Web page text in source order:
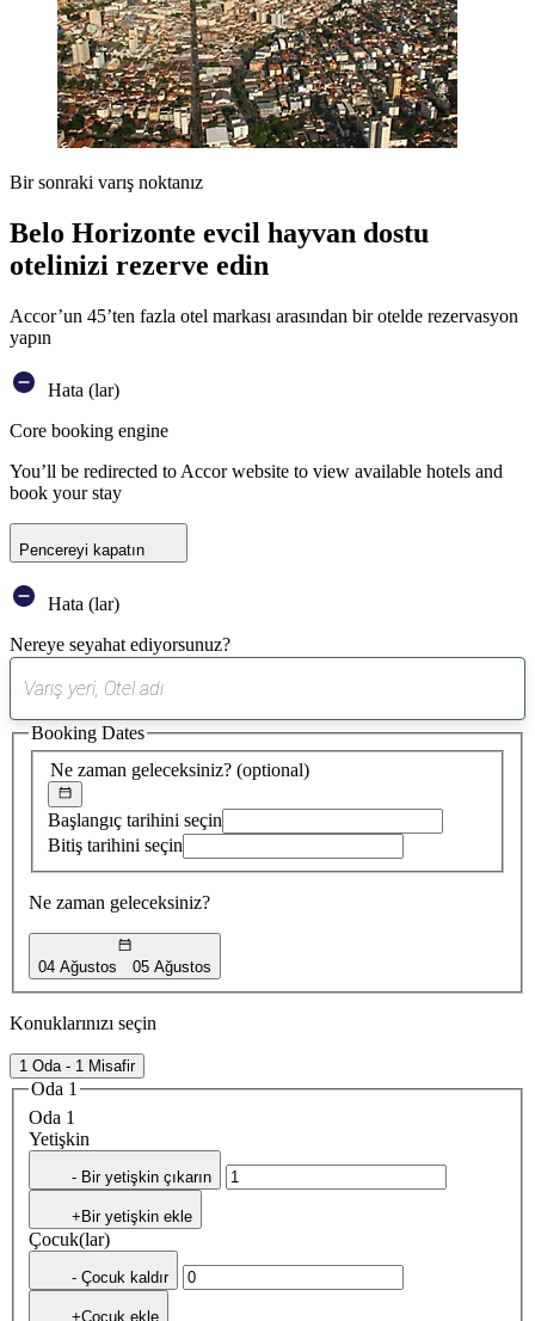
Bir sonraki varış noktanız
Belo Horizonte evcil hayvan dostu
otelinizi rezerve edin
Accor’un 45’ten fazla otel markası arasından bir otelde rezervasyon
yapın
Hata (lar)
Core booking engine
You’ll be redirected to Accor website to view available hotels and
book your stay
Pencereyi kapatın
Hata (lar)
Nereye seyahat ediyorsunuz?
öneri
bulundu
Ne zaman geleceksiniz? (optional)
Başlangıç tarihini seçin
Bitiş tarihini seçin
Ne zaman geleceksiniz?
04 Ağustos 05 Ağustos
Booking Dates
Konuklarınızı seçin
1 Oda - 1 Misafir
Oda 1
Oda 1
Yetişkin
- Bir yetişkin çıkarın
+Bir yetişkin ekle
Çocuk(lar)
- Çocuk kaldır
+Çocuk ekle